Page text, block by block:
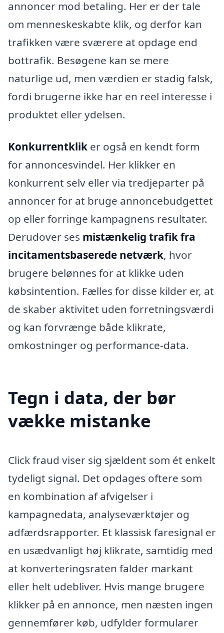
annoncer mod betaling. Her er der tale
om menneskeskabte klik, og derfor kan
trafikken være sværere at opdage end
bottrafik. Besøgene kan se mere
naturlige ud, men værdien er stadig falsk,
fordi brugerne ikke har en reel interesse i
produktet eller ydelsen.
Konkurrentklik er også en kendt form
for annoncesvindel. Her klikker en
konkurrent selv eller via tredjeparter på
annoncer for at bruge annoncebudgettet
op eller forringe kampagnens resultater.
Derudover ses mistænkelig trafik fra
incitamentsbaserede netværk, hvor
brugere belønnes for at klikke uden
købsintention. Fælles for disse kilder er, at
de skaber aktivitet uden forretningsværdi
og kan forvrænge både klikrate,
omkostninger og performance-data.
Tegn i data, der bør
vække mistanke
Click fraud viser sig sjældent som ét enkelt
tydeligt signal. Det opdages oftere som
en kombination af afvigelser i
kampagnedata, analyseværktøjer og
adfærdsrapporter. Et klassisk faresignal er
en usædvanligt høj klikrate, samtidig med
at konverteringsraten falder markant
eller helt udebliver. Hvis mange brugere
klikker på en annonce, men næsten ingen
gennemfører køb, udfylder formularer